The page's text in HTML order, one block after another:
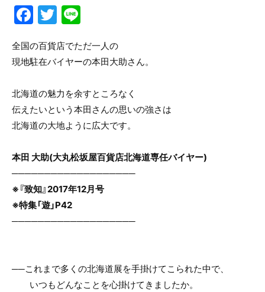
F
a
c
e
b
o
o
k
T
w
itt
er
e
全国の百貨店でただ一人の
現地駐在バイヤーの本田大助さん。
北海道の魅力を余すところなく
伝えたいという本田さんの思いの強さは
北海道の大地ように広大です。
本田 大助(大丸松坂屋百貨店北海道専任バイヤー)
───────────────────
※『致知』2017年12月号
※特集「遊」P42
───────────────────
──これまで多くの北海道展を手掛けてこられた中で、
いつもどんなことを心掛けてきましたか。